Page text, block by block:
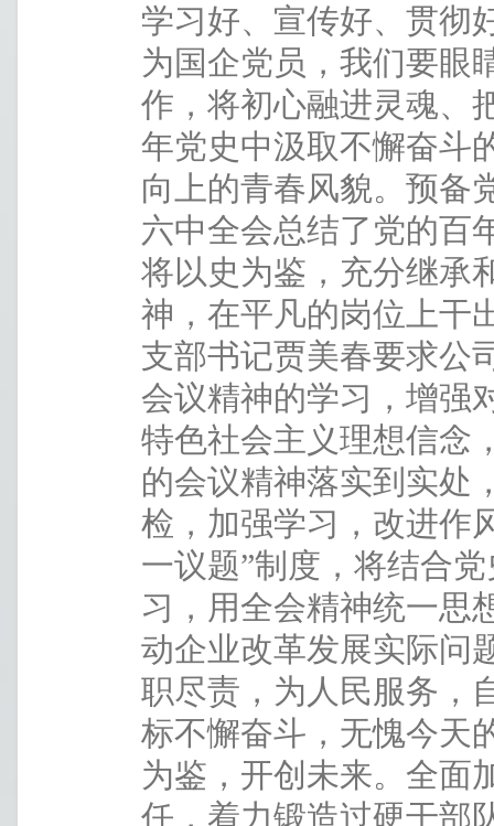
学习好、宣传好、贯彻
为国企党员，我们要眼
作，将初心融进灵魂、
年党史中汲取不懈奋斗
向上的青春风貌。预备
六中全会总结了党的百
将以史为鉴，充分继承
神，在平凡的岗位上干
支部书记贾美春要求公
会议精神的学习，增强
特色社会主义理想信念
的会议精神落实到实处
检，加强学习，改进作
一议题”制度，将结合
习，用全会精神统一思
动企业改革发展实际问
职尽责，为人民服务，
标不懈奋斗，无愧今天
为鉴，开创未来。全面
任，着力锻造过硬干部